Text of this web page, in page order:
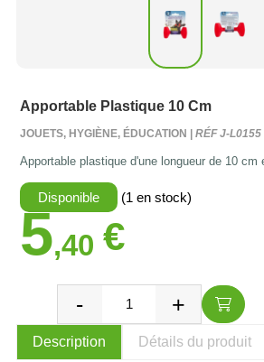
Apportable Plastique 10 Cm
JOUETS, HYGIÈNE, ÉDUCATION | RÉF J-L0155
Apportable plastique d'une longueur de 10 cm
Disponible (1 en stock)
5,40 €
Description Détails du produit